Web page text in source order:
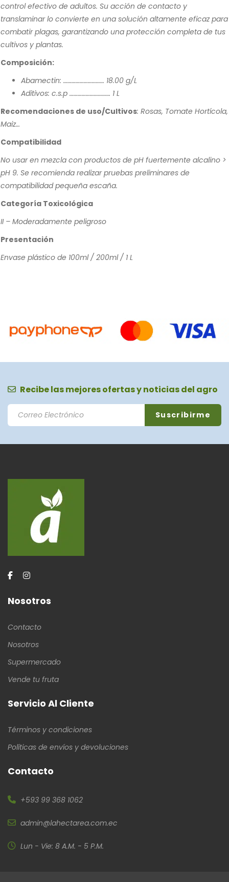
control efectivo de adultos. Su acción de contacto y
translaminar lo convierte en una solución altamente eficaz para
combatir plagas, garantizando una protección completa de tus
cultivos y plantas.
Composición:
Abamectin: ………………………… 18.00 g/L
Aditivos: c.s.p ………………………… 1 L
Recomendaciones de uso/Cultivos: Rosas, Tomate Hortícola,
Maiz…
Compatibilidad
No usar en mezcla con productos de pH fuertemente alcalino >
pH 9. Se recomienda realizar pruebas preliminares de
compatibilidad pequeña escaña.
Categoría Toxicológica
II – Moderadamente peligroso
Presentación
Envase plástico de 100ml / 200ml / 1 L
Recibe las mejores ofertas y noticias del agro
Nosotros
Contacto
Nosotros
Supermercado
Vende tu fruta
Servicio Al Cliente
Términos y condiciones
Políticas de envíos y devoluciones
Contacto
+593 99 368 1062
admin@lahectarea.com.ec
Lun - Vie: 8 A.M. - 5 P.M.